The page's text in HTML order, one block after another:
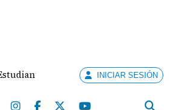
que ingresó con un arma de fuego al
INICIAR SESIÓN